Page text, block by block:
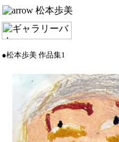
松本歩美